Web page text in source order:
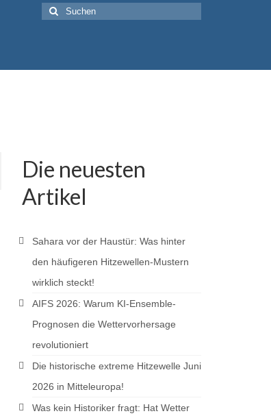
Suche
nach:
Die neuesten
Artikel
Sahara vor der Haustür: Was hinter
den häufigeren Hitzewellen-Mustern
wirklich steckt!
AIFS 2026: Warum KI-Ensemble-
Prognosen die Wettervorhersage
revolutioniert
Die historische extreme Hitzewelle Juni
2026 in Mitteleuropa!
Was kein Historiker fragt: Hat Wetter